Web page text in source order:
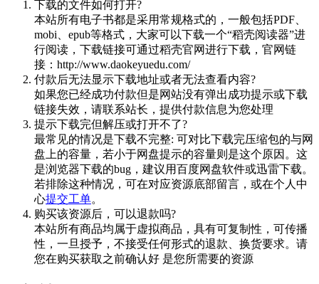
下载的文件如何打开?
本站所有电子书都是采用常规格式的，一般包括PDF、
mobi、epub等格式，大家可以下载一个“稻壳阅读器”进
行阅读，下载链接可通过稻壳官网进行下载，官网链
接：http://www.daokeyuedu.com/
付款后无法显示下载地址或者无法查看内容?
如果您已经成功付款但是网站没有弹出成功提示或下载
链接失效，请联系站长，提供付款信息为您处理
提示下载完但解压或打开不了?
最常见的情况是下载不完整: 可对比下载完压缩包的与网
盘上的容量，若小于网盘提示的容量则是这个原因。这
是浏览器下载的bug，建议用百度网盘软件或迅雷下载。
若排除这种情况，可在对应资源底部留言，或在个人中
心提交工单。
购买该资源后，可以退款吗?
本站所有商品均属于虚拟商品，具有可复制性，可传播
性，一旦授予，不接受任何形式的退款、换货要求。请
您在购买获取之前确认好 是您所需要的资源